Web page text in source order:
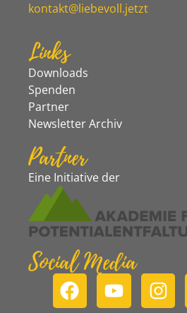
kontakt@liebevoll.jetzt
Links
Downloads
Spenden
Partner
Newsletter Archiv
Partner
Eine Initiative der
Social Media